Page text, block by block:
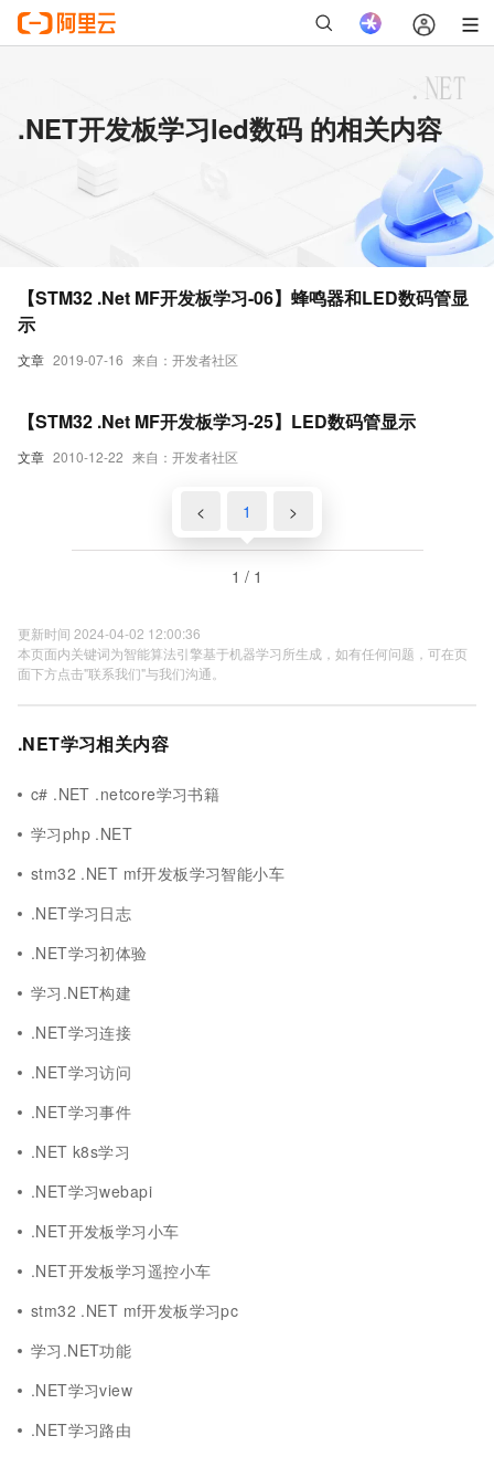
.NET开发板学习led数码 的相关内容
文章 2019-07-16 来自：开发者社区
【STM32 .Net MF开发板学习-06】蜂鸣器和LED数码管显
示
文章 2010-12-22 来自：开发者社区
【STM32 .Net MF开发板学习-25】LED数码管显示
< 1 >
1 / 1
更新时间 2024-04-02 12:00:36
本页面内关键词为智能算法引擎基于机器学习所生成，如有任何问题，可在页
面下方点击"联系我们"与我们沟通。
.NET学习相关内容
c# .NET .netcore学习书籍
学习php .NET
stm32 .NET mf开发板学习智能小车
.NET学习日志
.NET学习初体验
学习.NET构建
.NET学习连接
.NET学习访问
.NET学习事件
.NET k8s学习
.NET学习webapi
.NET开发板学习小车
.NET开发板学习遥控小车
stm32 .NET mf开发板学习pc
学习.NET功能
.NET学习view
.NET学习路由